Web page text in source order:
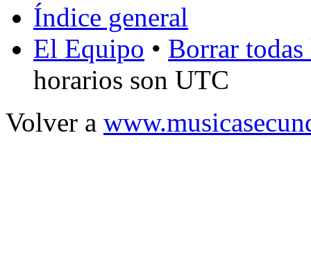
Índice general
El Equipo • Borrar
horarios son UTC
Volver a